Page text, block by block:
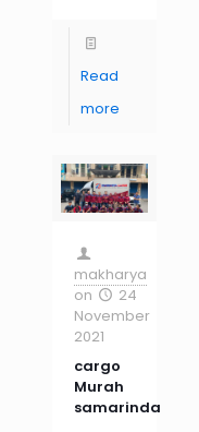
Read
more
makharya
on
24
November
2021
cargo
Murah
samarinda